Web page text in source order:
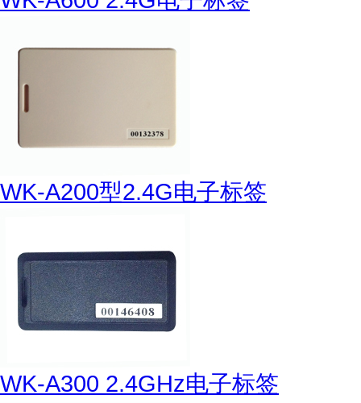
WK-A200型2.4G电子标签
WK-A300 2.4GHz电子标签